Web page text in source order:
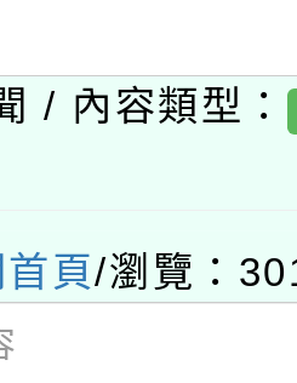
師範大學辦理
促進學校輔導
教育研究院中
教育政策研討
部國民及學前
作坊新北場」
習班」招生簡
融平台-教案
章
民及學前教育
19疫苗接
/ 內容類型：
頁/瀏覽：